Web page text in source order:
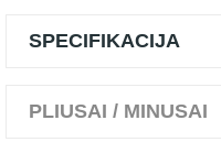
SPECIFIKACIJA
PLIUSAI / MINUSAI